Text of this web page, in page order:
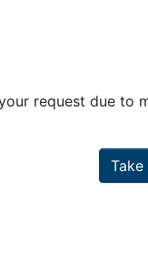
request due to